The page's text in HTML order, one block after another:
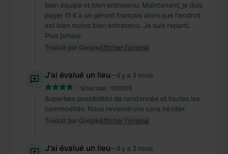
bien équipé et bien entretenu. Maintenant, je dois
payer 15 € à un gérant français alors que l'endroit
est bien moins bien entretenu. Je suis reparti.
Plus jamais.
Traduit par GoogleAfficher l'original
J'ai évalué un lieu—il y a 3 mois
Sitecode: 160605
Superbes possibilités de randonnée et toutes les
commodités. Nous reviendrons sans hésiter.
Traduit par GoogleAfficher l'original
J'ai évalué un lieu—il y a 3 mois